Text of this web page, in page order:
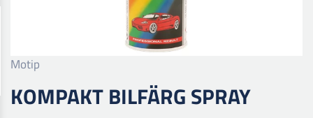
Motip
KOMPAKT BILFÄRG SPRAY